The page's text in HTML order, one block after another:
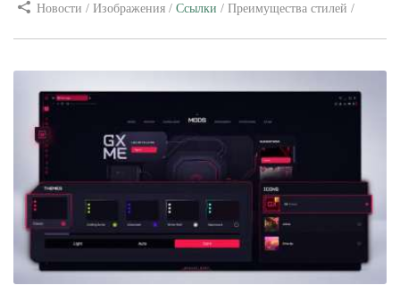
Новости / Изображения / Ссылки / Преимущества стилей /